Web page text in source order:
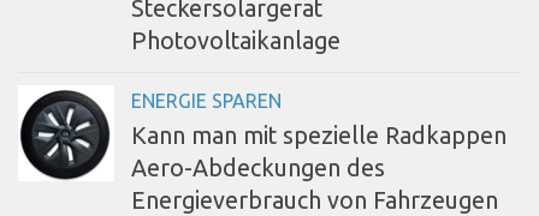
Steckersolargerät
Photovoltaikanlage
ENERGIE SPAREN
Kann man mit spezielle Radkappen
Aero-Abdeckungen des
Energieverbrauch von Fahrzeugen